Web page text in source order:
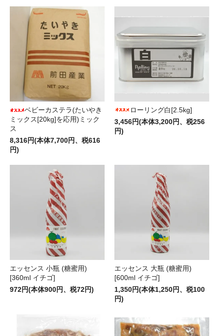
ベビーカステラ(たいやき
ミックス[20kg]を応用)ミック
ス
8,316円(本体7,700円、税616
円)
ローリング白[2.5kg]
3,456円(本体3,200円、税256
円)
エッセンス 小瓶 (糖蜜用)
[360ml イチゴ]
972円(本体900円、税72円)
エッセンス 大瓶 (糖蜜用)
[600ml イチゴ]
1,350円(本体1,250円、税100
円)